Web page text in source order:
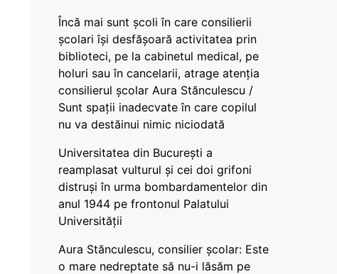
Încă mai sunt școli în care consilierii
școlari își desfășoară activitatea prin
biblioteci, pe la cabinetul medical, pe
holuri sau în cancelarii, atrage atenția
consilierul școlar Aura Stănculescu /
Sunt spații inadecvate în care copilul
nu va destăinui nimic niciodată
Universitatea din București a
reamplasat vulturul și cei doi grifoni
distruși în urma bombardamentelor din
anul 1944 pe frontonul Palatului
Universității
Aura Stănculescu, consilier școlar: Este
o mare nedreptate să nu-i lăsăm pe